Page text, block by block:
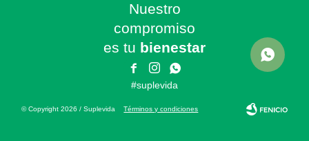
Nuestro
compromiso
es tu bienestar
 

#suplevida
© Copyright 2026 / SuplevidaTérminos y condiciones